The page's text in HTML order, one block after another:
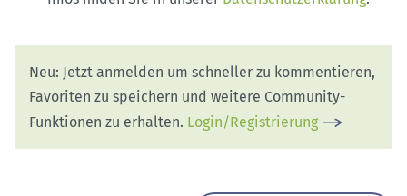
Neu: Jetzt anmelden um schneller zu kommentieren,
Favoriten zu speichern und weitere Community-
Funktionen zu erhalten. Login/Registrierung